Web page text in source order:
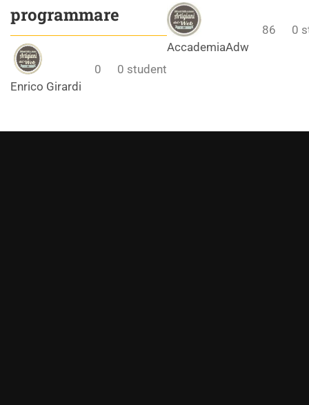
programmare
Enrico Girardi
0 0 student
AccademiaAdw
86 0